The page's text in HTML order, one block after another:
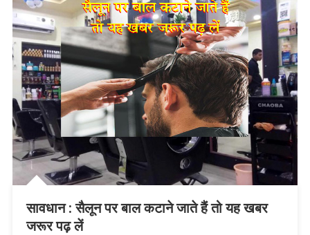
सावधान : सैलून पर बाल कटाने जाते हैं तो यह खबर
जरूर पढ़ लें